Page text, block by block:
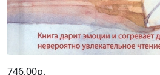
746,00р.
Сваты: Роман (2023 г.)